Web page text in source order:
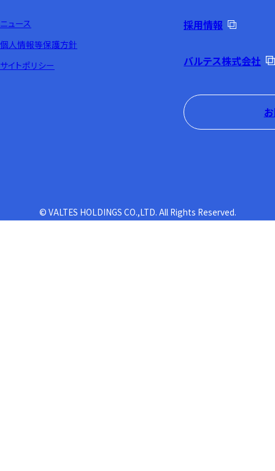
ニュース
個人情報等保護方針
サイトポリシー
採用情報
バルテス株式会社
© VALTES HOLDINGS CO.,LTD. All Rights Reserved.